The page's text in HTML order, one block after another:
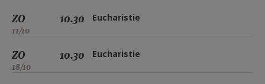
ZO
11/10
10.30 Eucharistie
ZO
18/10
10.30 Eucharistie